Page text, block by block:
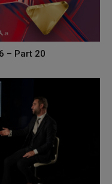
– Part 20